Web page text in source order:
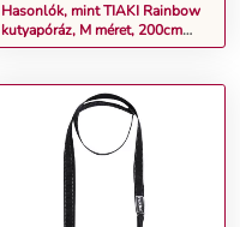
Hasonlók, mint TIAKI Rainbow
kutyapóráz, M méret, 200cm
hosszú, 20mm széles